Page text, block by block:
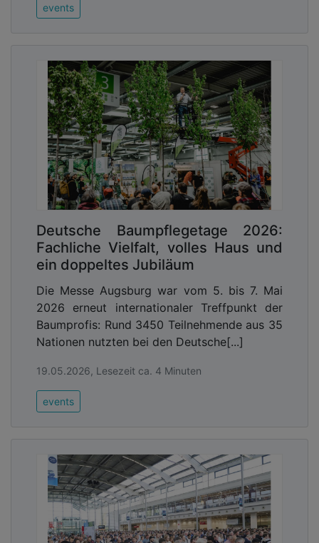
events
Deutsche Baumpflegetage 2026:
Fachliche Vielfalt, volles Haus und
ein doppeltes Jubiläum
Die Messe Augsburg war vom 5. bis 7. Mai
2026 erneut internationaler Treffpunkt der
Baumprofis: Rund 3450 Teilnehmende aus 35
Nationen nutzten bei den Deutsche[...]
19.05.2026, Lesezeit ca. 4 Minuten
events